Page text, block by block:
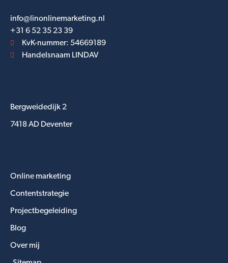
info@linonlinemarketing.nl
+31 6 52 35 23 39
KvK-nummer: 54669189
Handelsnaam LINDAV
Bergweidedijk 2
7418 AD Deventer
Online marketing
Contentstrategie
Projectbegeleiding
Blog
Over mij